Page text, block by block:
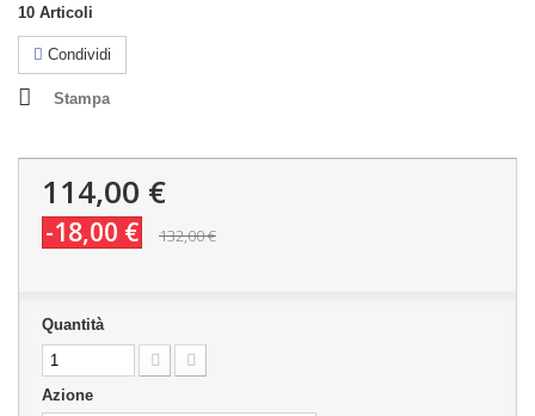
10 Articoli
Condividi
Stampa
114,00 €
-18,00 € 132,00 €
Quantità
Azione